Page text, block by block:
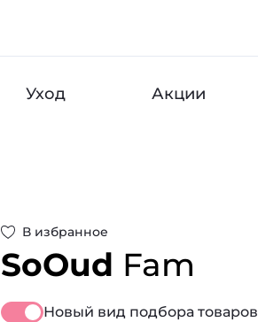
Уход Акции
В избранное
SoOud Fam
Новый вид подбора товаров